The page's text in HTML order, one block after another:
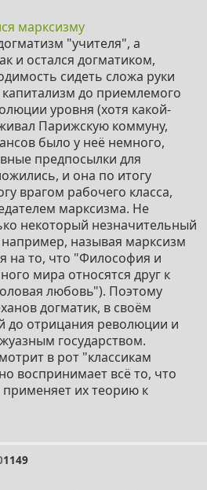
марксизму
"учителя", а
и остался догматиком,
сидеть сложа руки
до приемлемого
уровня (хотя какой-
Парижскую коммуну,
было у неё немного,
предпосылки для
и она по итогу
врагом рабочего класса,
марксизма. Не
некоторый незначительный
называя марксизм
на то, что "Философия и
мира относятся друг к
любовь"). Поэтому
догматик, в своём
до отрицания революции и
государством.
в рот "классикам
воспринимает всё то, что
применяет их теорию к
1149